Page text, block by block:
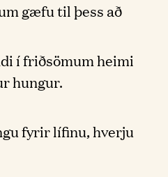
gæfu til þess að
í friðsömum heimi
hungur.
fyrir lífinu, hverju